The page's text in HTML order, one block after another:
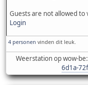
Guests are not allowed to
Login
4 personen vinden dit leuk.
Weerstation op wow-be:
6d1a-